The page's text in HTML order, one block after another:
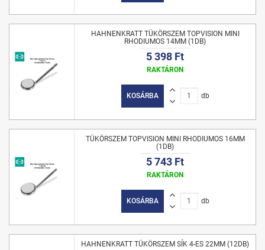
HAHNENKRATT TÜKÖRSZEM TOPVISION MINI
RHODIUMOS 14MM (1DB)
5 398 Ft
RAKTÁRON
KOSÁRBA db
TÜKÖRSZEM TOPVISION MINI RHODIUMOS 16MM
(1DB)
5 743 Ft
RAKTÁRON
KOSÁRBA db
HAHNENKRATT TÜKÖRSZEM SÍK 4-ES 22MM (12DB)